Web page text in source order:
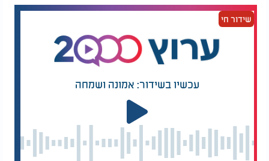
שידור חי
עכשיו בשידור: אמונה ושמחה